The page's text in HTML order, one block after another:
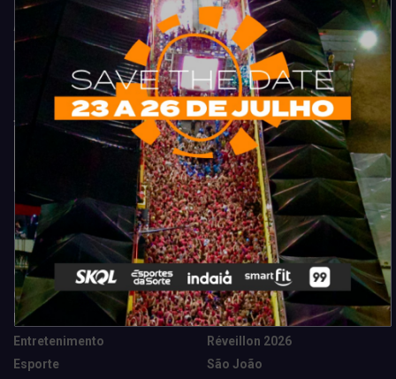
Acompanhe todas as novidades do entretenimento na região de
Fortaleza. Dicas, promoções, coberturas exclusivas e muito mais.
Categorias
Camarote Vip Junino
Cidade
Destaques
Entretenimento
Esporte
Marketing E Negócios
Música
News Tech
Réveillon 2026
São João